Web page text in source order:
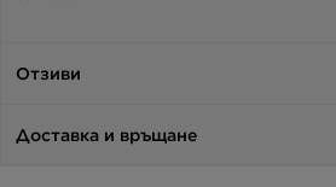
Отзиви
Доставка и връщане